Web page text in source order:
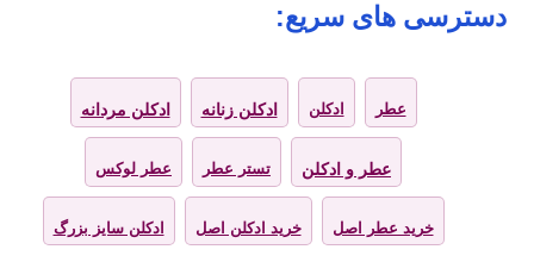
دسترسی های سریع:
عطر ادکلن ادکلن زنانه ادکلن مردانه
عطر و ادکلن تستر عطر عطر لوکس
خرید عطر اصل خرید ادکلن اصل ادکلن سایز بزرگ